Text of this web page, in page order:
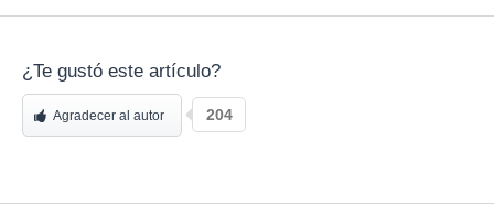
¿Te gustó este artículo?
Agradecer al autor 204